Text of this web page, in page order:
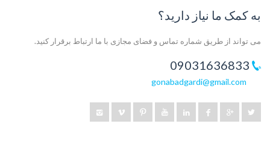
به کمک ما نیاز دارید؟
می تواند از طریق شماره تماس و فضای مجازی با ما ارتباط برقرار کنید.
gonabadgardi@gmail.com